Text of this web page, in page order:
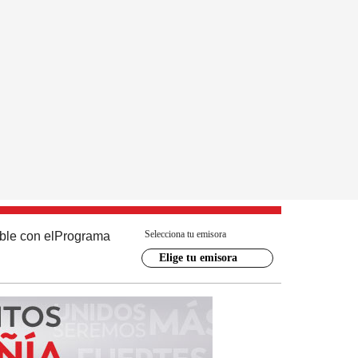
con el Programa Selecciona tu emisora
Elige tu emisora